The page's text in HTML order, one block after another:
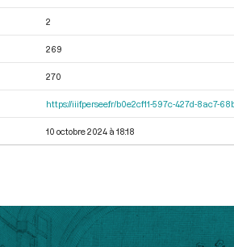
2
269
270
https://iiif.persee.fr/b0e2cf11-597c-427d-
10 octobre 2024 à 18:18